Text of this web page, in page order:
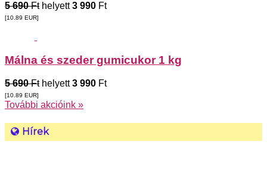
5 690 Fthelyett3 990 Ft
[10.89 EUR]
Málna és szeder gumicukor 1 kg
5 690 Fthelyett3 990 Ft
[10.89 EUR]
További akcióink »
Hírek